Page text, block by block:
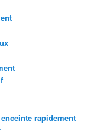
rapidement